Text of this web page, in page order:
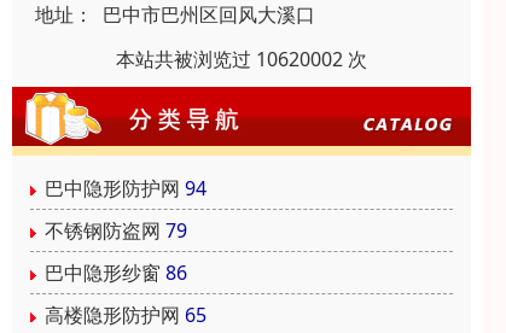
地址：
巴中市巴州区回风大溪口
本站共被浏览过 10620002 次
巴中隐形防护网 94
不锈钢防盗网 79
巴中隐形纱窗 86
高楼隐形防护网 65